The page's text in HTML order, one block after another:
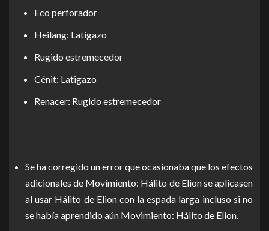
Eco perforador
Heilang: Latigazo
Rugido estremecedor
Cénit: Latigazo
Renacer: Rugido estremecedor
Se ha corregido un error que ocasionaba que los efectos
adicionales de Movimiento: Hálito de Elion se aplicasen
al usar Hálito de Elion con la espada larga incluso si no
se había aprendido aún Movimiento: Hálito de Elion.